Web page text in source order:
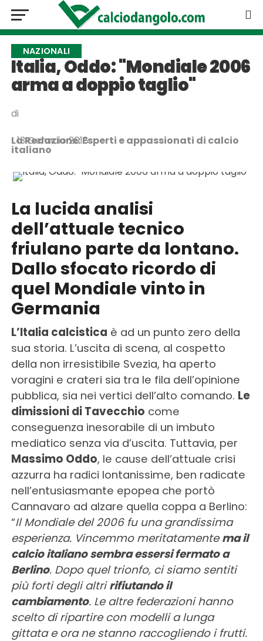
NAZIONALI
Italia, Oddo: "Mondiale 2006
arma a doppio taglio"
di
La Redazione: Esperti e appassionati di calcio
italiano
13 Gennaio 2018
La lucida analisi
dell’attuale tecnico
friulano parte da lontano.
Dallo sfocato ricordo di
quel Mondiale vinto in
Germania
L’Italia calcistica è ad un punto zero della
sua storia. L’uscita di scena, al cospetto
della non irresistibile Svezia, ha aperto
voragini e crateri sia tra le fila dell’opinione
pubblica, sia nei vertici dell’alto comando. Le
dimissioni di Tavecchio come
conseguenza inesorabile di un imbuto
mediatico senza via d’uscita. Tuttavia, per
Massimo Oddo, le cause dell’attuale crisi
azzurra ha radici lontanissime, ben radicate
nell’entusiasmante epopea che portò
Cannavaro ad alzare quella coppa a Berlino:
“Il Mondiale del 2006 fu una grandissima
esperienza. Vincemmo meritatamente ma il
calcio italiano sembra essersi fermato a
Berlino. Dopo quel trionfo, ci siamo sentiti
più forti degli altririfiutando il
cambiamento. Le altre federazioni hanno
scelto di ripartire con modelli a lunga
gittata e ora ne stanno raccogliendo i frutti.